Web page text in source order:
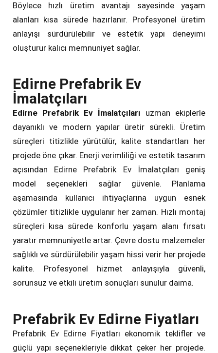
Böylece hızlı üretim avantajı sayesinde yaşam
alanları kısa sürede hazırlanır. Profesyonel üretim
anlayışı sürdürülebilir ve estetik yapı deneyimi
oluşturur kalıcı memnuniyet sağlar.
Edirne Prefabrik Ev
İmalatçıları
Edirne Prefabrik Ev İmalatçıları uzman ekiplerle
dayanıklı ve modern yapılar üretir sürekli. Üretim
süreçleri titizlikle yürütülür, kalite standartları her
projede öne çıkar. Enerji verimliliği ve estetik tasarım
açısından Edirne Prefabrik Ev İmalatçıları geniş
model seçenekleri sağlar güvenle. Planlama
aşamasında kullanıcı ihtiyaçlarına uygun esnek
çözümler titizlikle uygulanır her zaman. Hızlı montaj
süreçleri kısa sürede konforlu yaşam alanı fırsatı
yaratır memnuniyetle artar. Çevre dostu malzemeler
sağlıklı ve sürdürülebilir yaşam hissi verir her projede
kalite. Profesyonel hizmet anlayışıyla güvenli,
sorunsuz ve etkili üretim sonuçları sunulur daima.
Prefabrik Ev Edirne Fiyatları
Prefabrik Ev Edirne Fiyatları ekonomik teklifler ve
güçlü yapı seçenekleriyle dikkat çeker her projede.